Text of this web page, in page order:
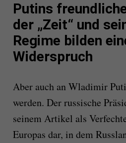
Putins
der „Zeit“ und
Regime bilden
Widerspruch
Aber auch an Wladimir
werden. Der russische
seinem Artikel als
Europas dar, in dem